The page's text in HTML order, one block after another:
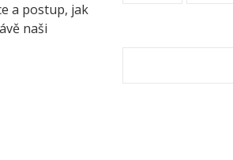
a postup, jak
naši